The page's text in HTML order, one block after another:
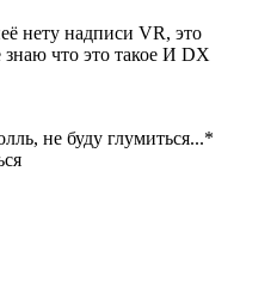
нету надписи VR, это
что это такое И DX
не буду глумиться...*